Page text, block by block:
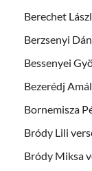
Berechet
Berzsenyi
Bessenyei
Bezerédj
Bornemisza
Bródy Lili
Bródy Miksa